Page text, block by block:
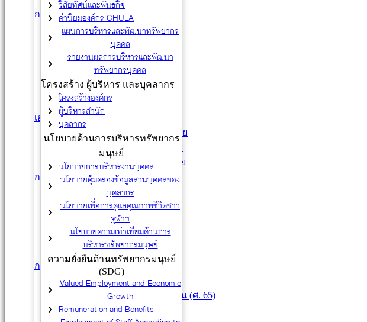
การสรรหาและคัดเลือก
ร่วมงานกับจุฬาฯ
การสรรหาทั่วไป
การสรรหา (Mid Careers)
การสรรหาภายใน
มาตรฐานประจำตำแหน่ง
แนวทางการสัมภาษณ์
เอกสารฉบับภาษาอังกฤษ
ข้อบังคับจุฬาลงกรณ์มหาวิทยาลัย
ระเบียบจุฬาลงกรณ์มหาวิทยาลัย
ประกาศจุฬาลงกรณ์มหาวิทยาลัย
การว่าจ้างพนักงานมหาวิทยาลัย
กฎ ระเบียบ
หนังสือเวียน
ติดต่อสอบถาม
การว่าจ้างประเภทอื่น ๆ
บุคคลที่อายุเกิน 60 ปีบริบูรณ์
ศาสตราจารย์ที่จะเกษียณอายุงาน (ศ. 65)
พนักงานวิสามัญ
วิสัยทัศน์และพันธกิจ
ค่านิยมองค์กร CHULA
แผนการบริหารและพัฒนาทรัพยากร
บุคคล
รายงานผลการบริหารและพัฒนา
ทรัพยากรบุคคล
โครงสร้าง ผู้บริหาร และบุคลากร
โครงสร้างองค์กร
ผู้บริหารสำนัก
บุคลากร
นโยบายด้านการบริหารทรัพยากร
มนุษย์
นโยบายการบริหารงานบุคคล
นโยบายคุ้มครองข้อมูลส่วนบุคคลของ
บุคลากร
นโยบายเพื่อการดูแลคุณภาพชีวิตชาว
จุฬาฯ
นโยบายความเท่าเทียมด้านการ
บริหารทรัพยากรมนุษย์
ความยั่งยืนด้านทรัพยากรมนุษย์
(SDG)
Valued Employment and Economic
Growth
Remuneration and Benefits